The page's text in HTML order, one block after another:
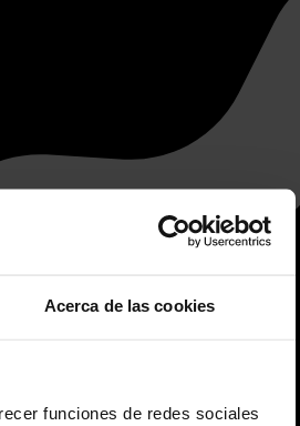
Acerca de las cookies
funciones de redes sociales